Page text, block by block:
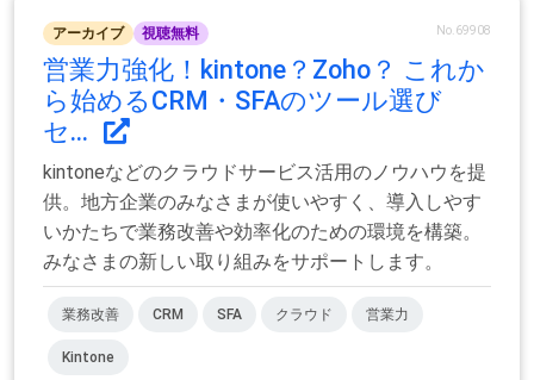
アーカイブ 視聴無料 No.69908
営業力強化！kintone？Zoho？ これか
ら始めるCRM・SFAのツール選び
セ...
kintoneなどのクラウドサービス活用のノウハウを提
供。地方企業のみなさまが使いやすく、導入しやす
いかたちで業務改善や効率化のための環境を構築。
みなさまの新しい取り組みをサポートします。
業務改善 CRM SFA クラウド 営業力
Kintone